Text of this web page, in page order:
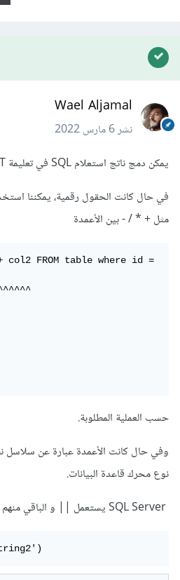
Wael Aljamal
نشر6 مارس 2022
يمكن دمج ناتج استعلام SQL في تعليمة SELECT حسب نوع الحقل،
في حال كانت الحقول رقمية، يمكننا
مثل + * / - بين الأعمدة
col2 FROM table where id =
حسب العملية المطلوبة.
وفي حال كانت الأعمدة عبارة عن سلاسل
نوع محرك قاعدة البيانات.